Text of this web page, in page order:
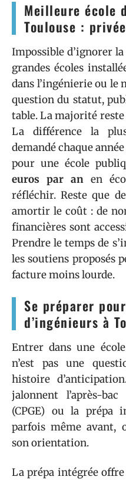
Meilleure école
Toulouse :
Impossible d’ignorer
grandes écoles
dans l’ingénierie ou le
question du statut,
table. La majorité reste
La différence la
demandé chaque
pour une école
euros par anen
réfléchir. Reste que
amortir le coût : de
financières sont
Prendre le temps de
les soutiens proposés
facture moins lourde.
Se préparer
d’ingénieurs à
Entrer dans une
n’est pas une
histoire
jalonnent l’après-
(CPGE) ou la prépa
parfois même avant,
son orientation.
La prépa intégrée